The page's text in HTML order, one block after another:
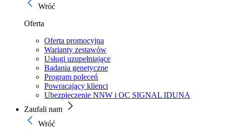
Wróć
Oferta
Oferta promocyjna
Warianty zestawów
Usługi uzupełniające
Badania genetyczne
Program poleceń
Powracający klienci
Ubezpieczenie NNW i OC SIGNAL IDUNA
Zaufali nam
Wróć